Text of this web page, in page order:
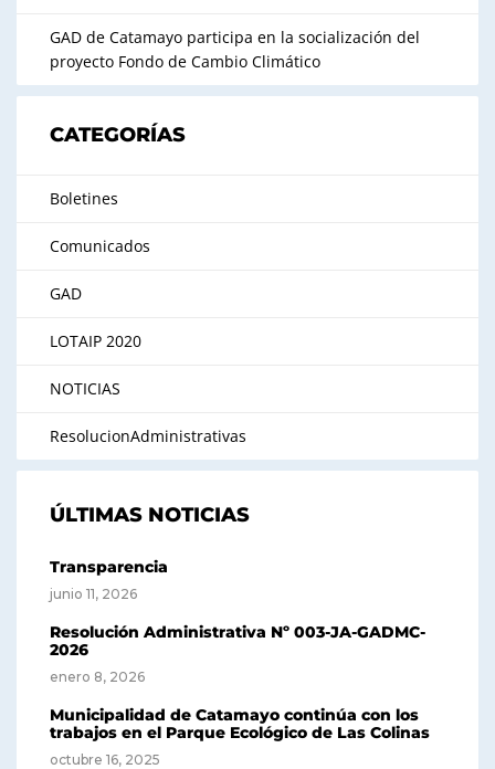
GAD de Catamayo participa en la socialización del
proyecto Fondo de Cambio Climático
CATEGORÍAS
Boletines
Comunicados
GAD
LOTAIP 2020
NOTICIAS
ResolucionAdministrativas
ÚLTIMAS NOTICIAS
Transparencia
junio 11, 2026
Resolución Administrativa Nº 003-JA-GADMC-
2026
enero 8, 2026
Municipalidad de Catamayo continúa con los
trabajos en el Parque Ecológico de Las Colinas
octubre 16, 2025